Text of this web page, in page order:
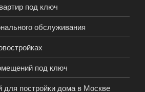
под ключ
обслуживания
под ключ
для постройки дома в Москве